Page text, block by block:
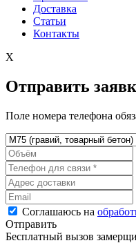
Доставка
Статьи
Контакты
X
Отправить
Поле номера телефона
Соглашаюсь на
Отправить
Бесплатный вызов